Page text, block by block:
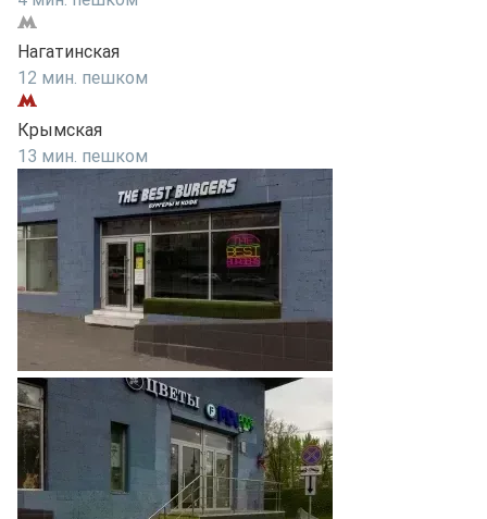
Нагатинская
12 мин. пешком
Крымская
13 мин. пешком